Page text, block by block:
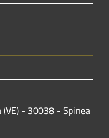
- 30038 - Spinea